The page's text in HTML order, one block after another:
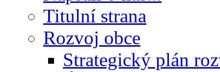
Titulní strana
Rozvoj obce
Strategický plán